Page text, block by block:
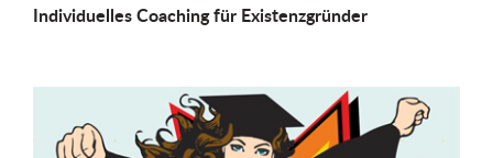
Individu­elles Coaching für Existenz­gründer